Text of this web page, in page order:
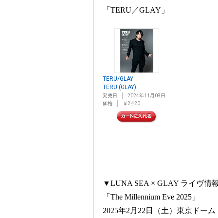
「TERU／GLAY」
TERU/GLAY
TERU (GLAY)
発売日
2024年11月08日
価格
￥2,420
▼LUNA SEA × GLAY ライヴ情
「The Millennium Eve 2025」
2025年2月22日（土）東京ドーム